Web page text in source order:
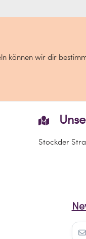
können wir dir
Stockder